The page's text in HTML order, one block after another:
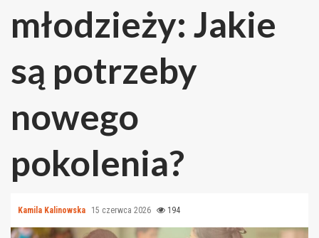
młodzieży: Jakie
są potrzeby
nowego
pokolenia?
Kamila Kalinowska 15 czerwca 2026 194